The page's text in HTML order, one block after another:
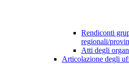
Rendiconti
regionali/
Atti degli
Articolazione degli